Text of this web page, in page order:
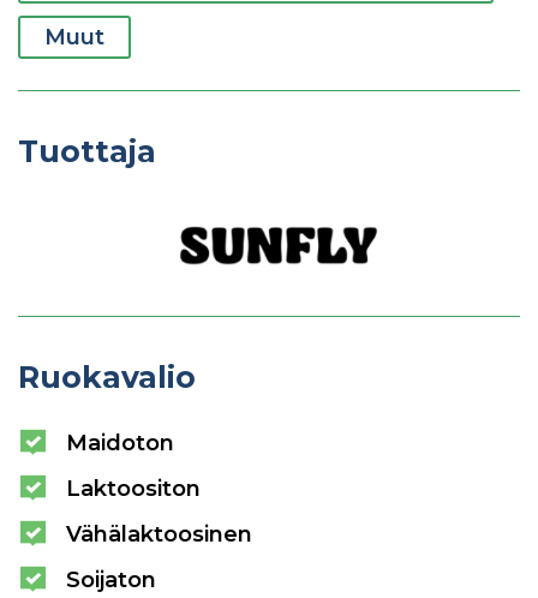
Muut
Tuottaja
Ruokavalio
Maidoton
Laktoositon
Vähälaktoosinen
Soijaton